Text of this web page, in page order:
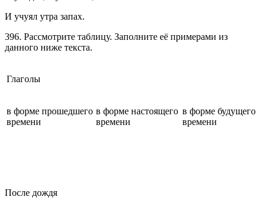
И учуял утра запах.
396. Рассмотрите таблицу. Заполните её примерами из
данного ниже текста.
Глаголы
в форме прошедшего
времени
в форме настоящего
времени
в форме будущего
времени
После дождя